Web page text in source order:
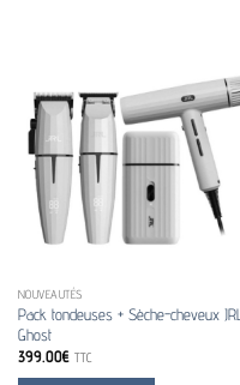
NOUVEAUTÉS
Pack tondeuses + Sèche-cheveux JRL
Ghost
399.00€ TTC